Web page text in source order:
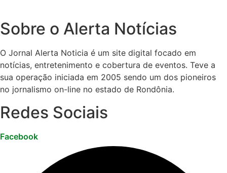
Sobre o Alerta Notícias
O Jornal Alerta Noticia é um site digital focado em
notícias, entretenimento e cobertura de eventos. Teve a
sua operação iniciada em 2005 sendo um dos pioneiros
no jornalismo on-line no estado de Rondônia.
Redes Sociais
Facebook